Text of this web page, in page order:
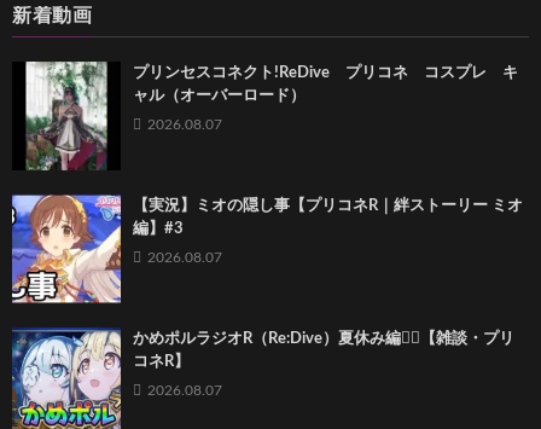
新着動画
プリンセスコネクト!ReDive プリコネ コスプレ キ
ャル（オーバーロード）
2026.08.07
【実況】ミオの隠し事【プリコネR｜絆ストーリー ミオ
編】#3
2026.08.07
かめポルラジオR（Re:Dive）⁠夏休み編🏄‍♀️【雑談・プリ
コネR】
2026.08.07